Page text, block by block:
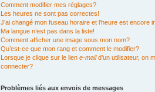
Comment modifier mes réglages?
Les heures ne sont pas correctes!
J’ai changé mon fuseau horaire et l’heure est encore
Ma langue n’est pas dans la liste!
Comment afficher une image sous mon nom?
Qu’est-ce que mon rang et comment le modifier?
Lorsque je clique sur le lien e-maild’un utilisateur, on
connecter?
Problèmes liés aux envois de messages